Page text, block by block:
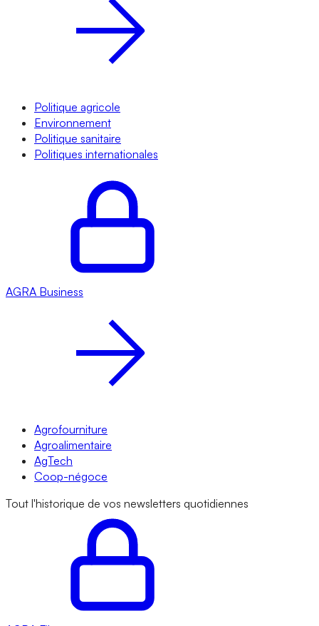
Politique agricole
Environnement
Politique sanitaire
Politiques internationales
AGRA Business
Agrofourniture
Agroalimentaire
AgTech
Coop-négoce
Tout l'historique de vos newsletters quotidiennes